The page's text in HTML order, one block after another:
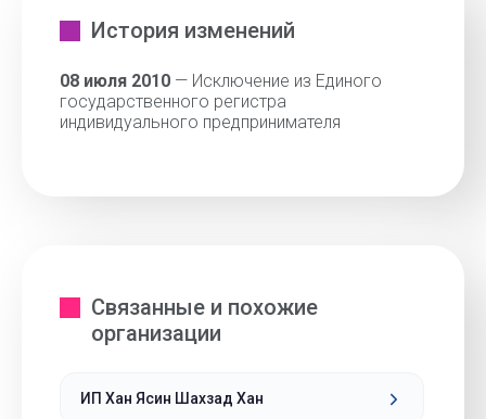
История изменений
08 июля 2010 — Исключение из Единого
государственного регистра
индивидуального предпринимателя
Связанные и похожие
организации
ИП Хан Ясин Шахзад Хан